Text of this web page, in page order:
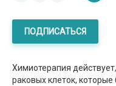
ПОДПИСАТЬСЯ
Химиотерапия
раковых клеток, которые